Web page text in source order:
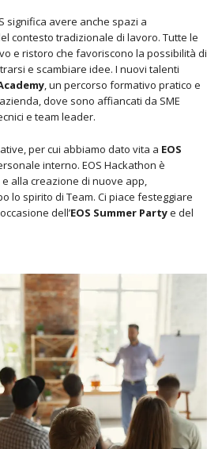
significa avere anche spazi a
contesto tradizionale di lavoro. Tutte le
e ristoro che favoriscono la possibilità di
e scambiare idee. I nuovi talenti
, un percorso formativo pratico e
dove sono affiancati da SME
e team leader.
per cui abbiamo dato vita a EOS
interno. EOS Hackathon è
alla creazione di nuove app,
lo spirito di Team. Ci piace festeggiare
dell’EOS Summer Partye del